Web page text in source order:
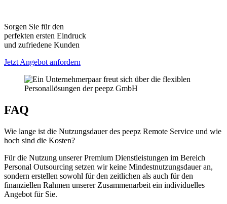
Sorgen Sie für den
perfekten ersten Eindruck
und zufriedene Kunden
Jetzt Angebot anfordern
FAQ
Wie lange ist die Nutzungsdauer des peepz Remote Service und wie
hoch sind die Kosten?
Für die Nutzung unserer Premium Dienstleistungen im Bereich
Personal Outsourcing setzen wir keine Mindestnutzungsdauer an,
sondern erstellen sowohl für den zeitlichen als auch für den
finanziellen Rahmen unserer Zusammenarbeit ein individuelles
Angebot für Sie.